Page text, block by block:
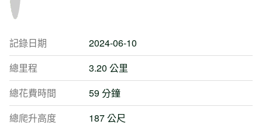
記錄日期
2024-06-10
總里程
3.20 公里
總花費時間
59 分鐘
總爬升高度
187 公尺